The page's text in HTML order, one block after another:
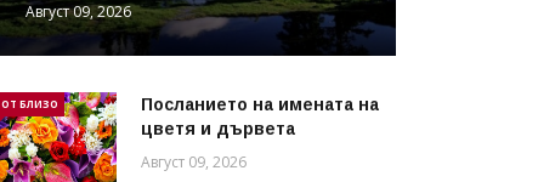
Август 09, 2026
ОТ БЛИЗО
Посланието на имената на
цветя и дървета
Август 09, 2026